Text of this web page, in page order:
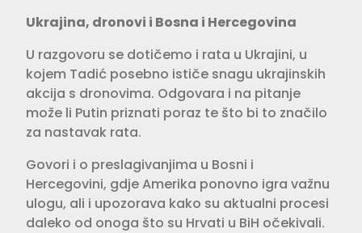
Ukrajina, dronovi i Bosna i Hercegovina
U razgovoru se dotičemo i rata u Ukrajini, u
kojem Tadić posebno ističe snagu ukrajinskih
akcija s dronovima. Odgovara i na pitanje
može li Putin priznati poraz te što bi to značilo
za nastavak rata.
Govori i o preslagivanjima u Bosni i
Hercegovini, gdje Amerika ponovno igra važnu
ulogu, ali i upozorava kako su aktualni procesi
daleko od onoga što su Hrvati u BiH očekivali.